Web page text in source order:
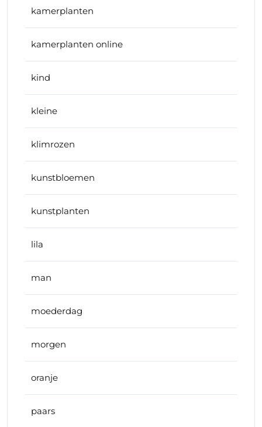
kamerplanten
kamerplanten online
kind
kleine
klimrozen
kunstbloemen
kunstplanten
lila
man
moederdag
morgen
oranje
paars